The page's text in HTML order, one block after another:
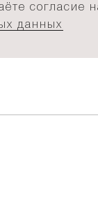
согласие
данных